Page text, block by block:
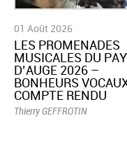
01 Août 2026
LES PROMENADES
MUSICALES DU
D’AUGE 2026 –
BONHEURS
COMPTE RENDU
Thierry GEFFROTIN